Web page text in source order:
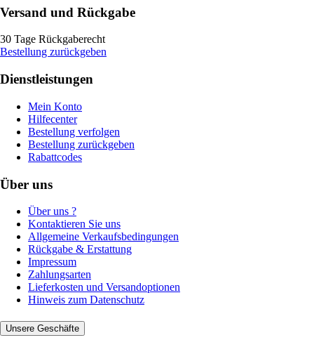
Versand und Rückgabe
30 Tage Rückgaberecht
Bestellung zurückgeben
Dienstleistungen
Mein Konto
Hilfecenter
Bestellung verfolgen
Bestellung zurückgeben
Rabattcodes
Über uns
Über uns ?
Kontaktieren Sie uns
Allgemeine Verkaufsbedingungen
Rückgabe & Erstattung
Impressum
Zahlungsarten
Lieferkosten und Versandoptionen
Hinweis zum Datenschutz
Unsere Geschäfte